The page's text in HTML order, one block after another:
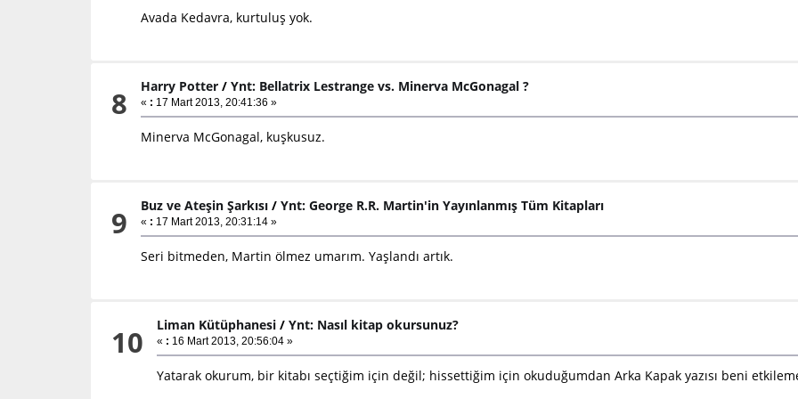
Avada Kedavra, kurtuluş yok.
8 Harry Potter /Ynt: Bellatrix Lestrange vs. Minerva McGonagal ?
« : 17 Mart 2013, 20:41:36 »
Minerva McGonagal, kuşkusuz.
9 Buz ve Ateşin Şarkısı /Ynt: George R.R. Martin'in Yayınlanmış Tüm Kitapları
« : 17 Mart 2013, 20:31:14 »
Seri bitmeden, Martin ölmez umarım. Yaşlandı artık.
10 Liman Kütüphanesi /Ynt: Nasıl kitap okursunuz?
« : 16 Mart 2013, 20:56:04 »
Yatarak okurum, bir kitabı seçtiğim için değil; hissettiğim için okuduğumdan Arka Kapak yazısı beni